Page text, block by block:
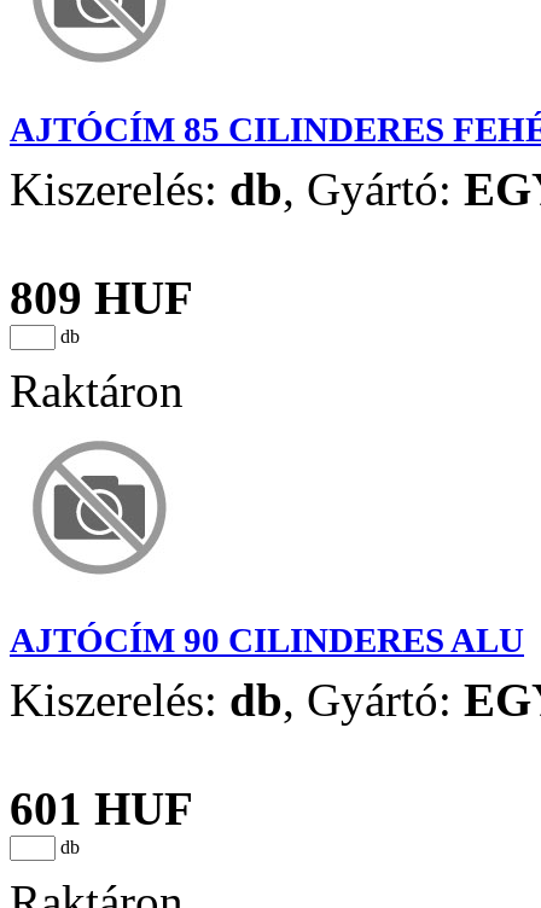
AJTÓCÍM 85 CILINDERES
Kiszerelés: db, Gyártó:
809 HUF
db
Raktáron
AJTÓCÍM 90 CILINDERES ALU
Kiszerelés: db, Gyártó:
601 HUF
db